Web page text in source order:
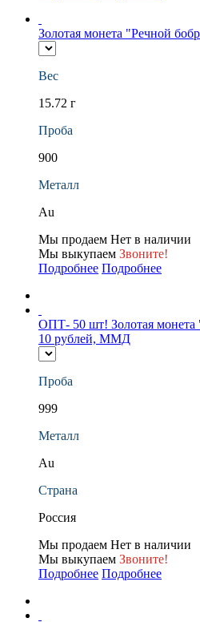
Золотая монета "Речной
Вес
15.72 г
Проба
900
Металл
Au
Мы продаем Нет в наличии
Мы выкупаем Звоните!
Подробнее Подробнее
ОПТ- 50 шт! Золотая монета
10 рублей, ММД
Проба
999
Металл
Au
Страна
Россия
Мы продаем Нет в наличии
Мы выкупаем Звоните!
Подробнее Подробнее